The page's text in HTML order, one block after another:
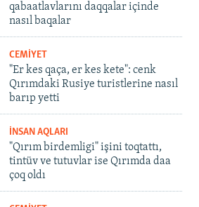
qabaatlavlarını daqqalar içinde
nasıl baqalar
CEMİYET
"Er kes qaça, er kes kete": cenk
Qırımdaki Rusiye turistlerine nasıl
barıp yetti
İNSAN AQLARI
"Qırım birdemligi" işini toqtattı,
tintüv ve tutuvlar ise Qırımda daa
çoq oldı